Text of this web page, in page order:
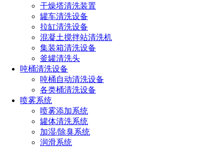
干燥塔清洗装置
罐车清洗设备
拉缸清洗设备
混凝土搅拌站清洗机
集装箱清洗设备
釜罐清洗头
吨桶清洗设备
吨桶自动清洗设备
各类桶清洗设备
喷雾系统
喷雾添加系统
罐体清洗系统
加湿/除臭系统
润滑系统
材质：316L不锈钢
工作压力：根据使用环境
喷雾覆盖：360° 及客户定
特点：